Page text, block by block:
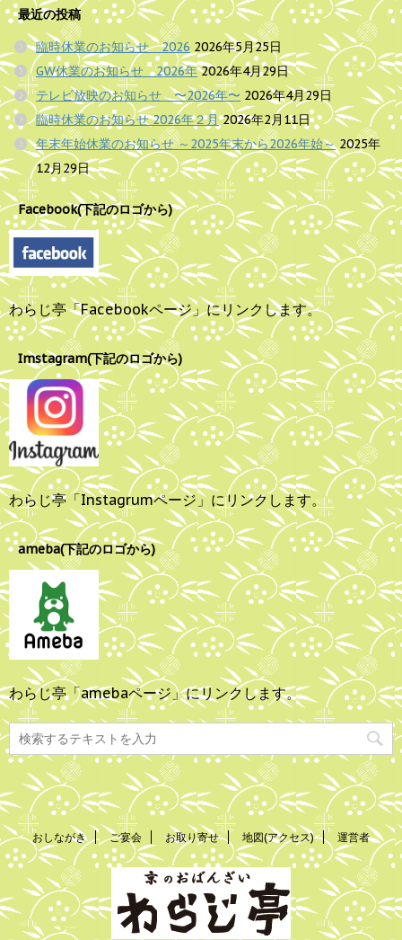
最近の投稿
臨時休業のお知らせ 2026 2026年5月25日
GW休業のお知らせ 2026年 2026年4月29日
テレビ放映のお知らせ 〜2026年〜 2026年4月29日
臨時休業のお知らせ 2026年２月 2026年2月11日
年末年始休業のお知らせ ～2025年末から2026年始～ 2025年
12月29日
Facebook(下記のロゴから)
わらじ亭「Facebookページ」にリンクします。
Imstagram(下記のロゴから)
わらじ亭「Instagrumページ」にリンクします。
ameba(下記のロゴから)
わらじ亭「amebaページ」にリンクします。
おしながき ご宴会 お取り寄せ 地図(アクセス) 運営者